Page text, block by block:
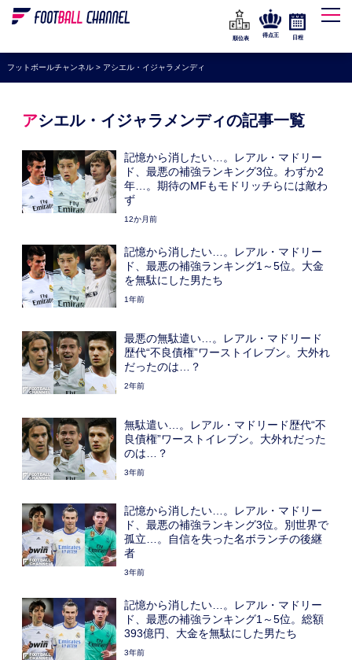
WEリーグ
海外サッカー
プレミアリーグ
ラ・リーガ
ブンデスリーガ
UEFA
ナショナルチーム
高校サッカー
動画
順位表
得点王 日程
フットボールチャンネル> アシエル・イジャラメンディ
アシエル・イジャラメンディの記事一覧
記憶から消したい…。レアル・マドリー
ド、最悪の補強ランキング3位。わずか2
年…。期待のMFもモドリッチらには敵わ
ず
12か月前
記憶から消したい…。レアル・マドリー
ド、最悪の補強ランキング1～5位。大金
を無駄にした男たち
1年前
最悪の無駄遣い…。レアル・マドリード
歴代“不良債権”ワーストイレブン。大外れ
だったのは…？
2年前
無駄遣い…。レアル・マドリード歴代“不
良債権”ワーストイレブン。大外れだった
のは…？
3年前
記憶から消したい…。レアル・マドリー
ド、最悪の補強ランキング3位。別世界で
孤立…。自信を失った名ボランチの後継
者
3年前
記憶から消したい…。レアル・マドリー
ド、最悪の補強ランキング1～5位。総額
393億円、大金を無駄にした男たち
3年前